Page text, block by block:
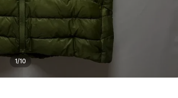
1/10